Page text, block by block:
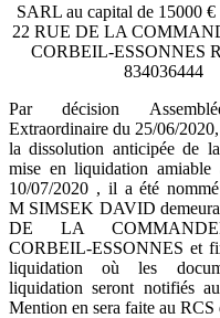
SARL au capital de 15000 €
22 RUE DE LA
CORBEIL-ESSONNES
834036444
Par décision
Extraordinaire du 25/06/
la dissolution anticipée de
mise en liquidation amiable
10/07/2020 , il a été
M SIMSEK DAVID
DE LA
CORBEIL-ESSONNES et
liquidation où les
liquidation seront notifiés
Mention en sera faite au